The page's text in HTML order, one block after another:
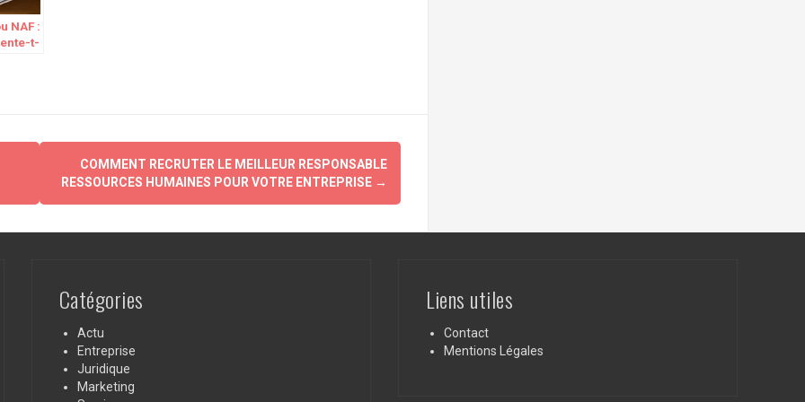
NAF :
t-
COMMENT RECRUTER LE MEILLEUR RESPONSABLE
RESSOURCES HUMAINES POUR VOTRE ENTREPRISE →
Catégories
Actu
Entreprise
Juridique
Marketing
Liens utiles
Contact
Mentions Légales